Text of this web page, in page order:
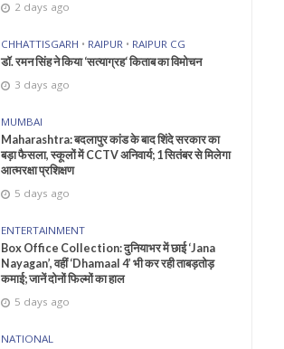
2 days ago
CHHATTISGARH • RAIPUR • RAIPUR CG
डॉ. रमन सिंह ने किया ‘सत्याग्रह‘ किताब का विमोचन
3 days ago
MUMBAI
Maharashtra: बदलापुर कांड के बाद शिंदे सरकार का
बड़ा फैसला, स्कूलों में CCTV अनिवार्य; 1 सितंबर से मिलेगा
आत्मरक्षा प्रशिक्षण
5 days ago
ENTERTAINMENT
Box Office Collection: दुनियाभर में छाई ‘Jana
Nayagan’, वहीं ‘Dhamaal 4’ भी कर रही ताबड़तोड़
कमाई; जानें दोनों फिल्मों का हाल
5 days ago
NATIONAL